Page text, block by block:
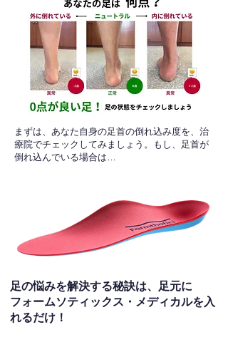
​まずは、あなた自身の足首の倒れ込み度を、治
療院でチェックしてみましょう。もし、足首が
倒れ込んでいる場合は…
足の悩みを解決する秘訣は、足元に
フォームソティックス・メディカルを入
れるだけ！